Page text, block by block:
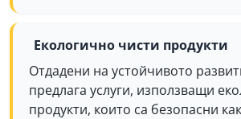
Екологично чисти продукти
Отдадени на устойчивото
предлага услуги, използващи
продукти, които са безопасни